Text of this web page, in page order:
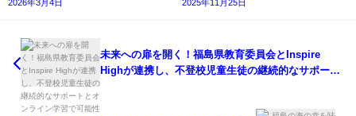
2026年3月4日 2025年11月25日
未来への扉を開く！福島県教育委員会とInspire
Highが連携し、不登校児童生徒の継続的なサポート